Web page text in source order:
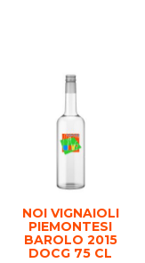
NOI VIGNAIOLI
PIEMONTESI
BAROLO 2015
DOCG 75 CL